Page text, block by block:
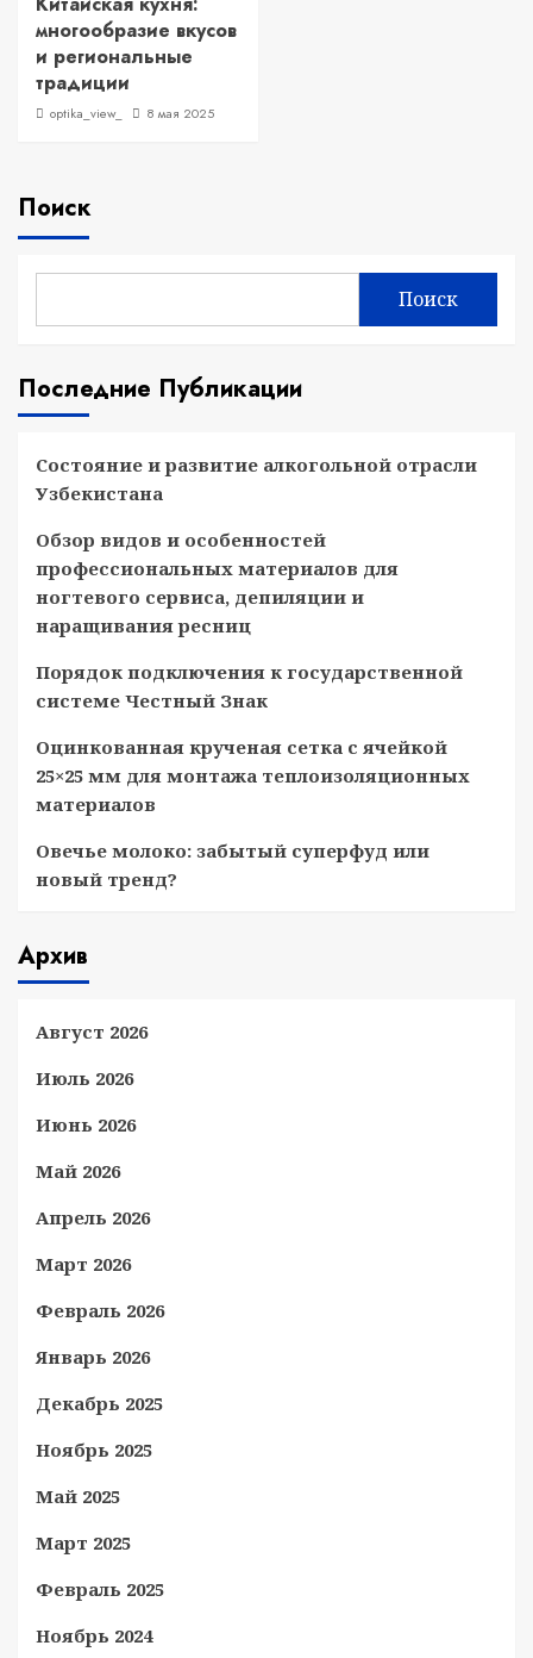
многообразие вкусов
и региональные
традиции
optika_view_ 8 мая 2025
Поиск
Поиск
Последние Публикации
Состояние и развитие алкогольной отрасли
Узбекистана
Обзор видов и особенностей
профессиональных материалов для
ногтевого сервиса, депиляции и
наращивания ресниц
Порядок подключения к государственной
системе Честный Знак
Оцинкованная крученая сетка с ячейкой
25×25 мм для монтажа теплоизоляционных
материалов
Овечье молоко: забытый суперфуд или
новый тренд?
Архив
Август 2026
Июль 2026
Июнь 2026
Май 2026
Апрель 2026
Март 2026
Февраль 2026
Январь 2026
Декабрь 2025
Ноябрь 2025
Май 2025
Март 2025
Февраль 2025
Ноябрь 2024